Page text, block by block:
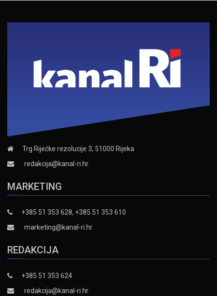
Trg Riječke rezolucije 3, 51000 Rijeka
redakcija@kanal-ri.hr
MARKETING
+385 51 353 628, +385 51 353 610
marketing@kanal-ri.hr
REDAKCIJA
+385 51 353 624
redakcija@kanal-ri.hr